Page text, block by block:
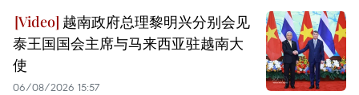
越南政府总理黎明兴分别会见
泰王国国会主席与马来西亚驻越南大
使
06/08/2026 15:57